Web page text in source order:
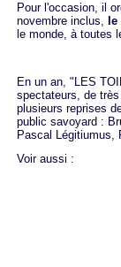
Pour l'occasion, il
novembre inclus,
le monde, à toutes
En un an, "LES
spectateurs, de
plusieurs reprises
public savoyard :
Pascal Légitiumus,
Voir aussi :